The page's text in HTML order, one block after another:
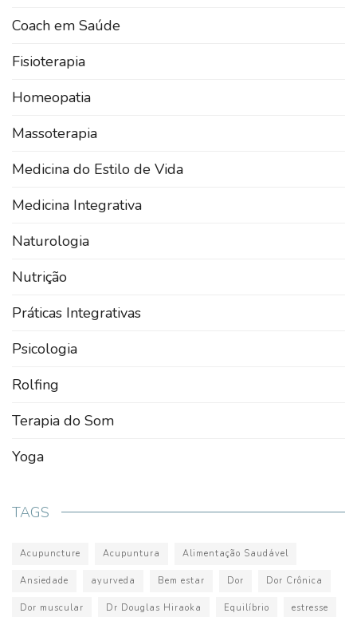
Coach em Saúde
Fisioterapia
Homeopatia
Massoterapia
Medicina do Estilo de Vida
Medicina Integrativa
Naturologia
Nutrição
Práticas Integrativas
Psicologia
Rolfing
Terapia do Som
Yoga
TAGS
Acupuncture Acupuntura Alimentação Saudável
Ansiedade ayurveda Bem estar Dor Dor Crônica
Dor muscular Dr Douglas Hiraoka Equilíbrio estresse